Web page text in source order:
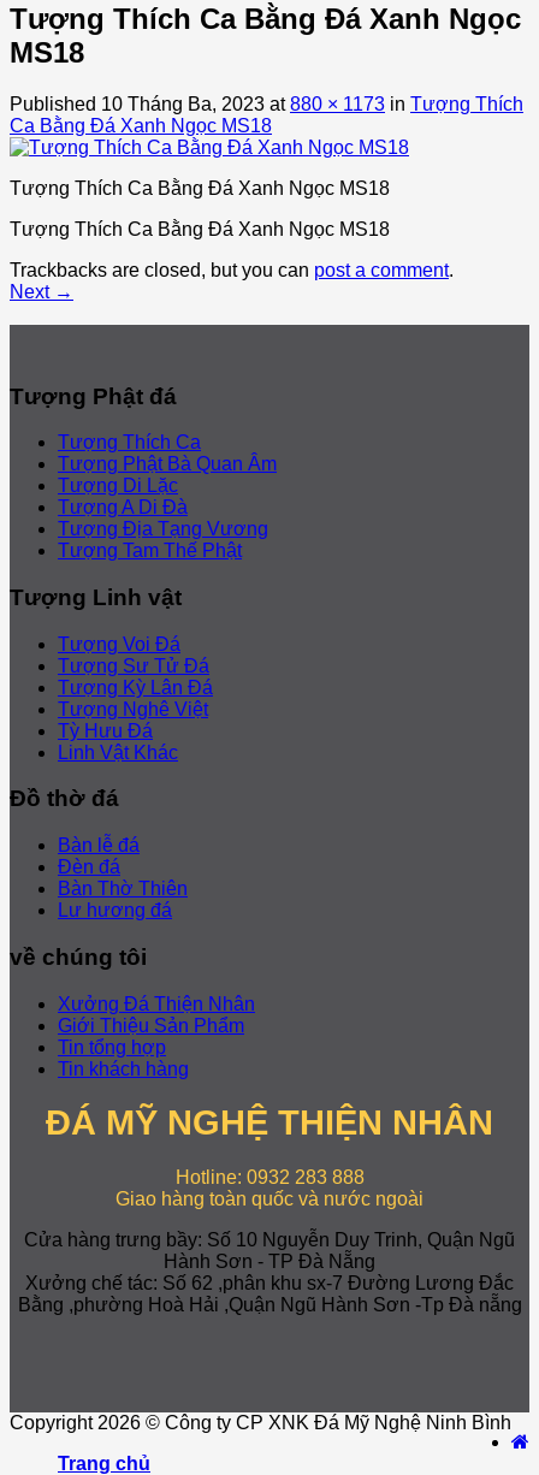
Tượng Thích Ca Bằng Đá Xanh Ngọc
MS18
Published 10 Tháng Ba, 2023 at880 × 1173 in Tượng Thích
Ca Bằng Đá Xanh Ngọc MS18
Tượng Thích Ca Bằng Đá Xanh Ngọc MS18
Tượng Thích Ca Bằng Đá Xanh Ngọc MS18
Trackbacks are closed, but you can post a comment.
Next →
Tượng Phật đá
Tượng Thích Ca
Tượng Phật Bà Quan Âm
Tượng Di Lặc
Tượng A Di Đà
Tượng Địa Tạng Vương
Tượng Tam Thế Phật
Tượng Linh vật
Tượng Voi Đá
Tượng Sư Tử Đá
Tượng Kỳ Lân Đá
Tượng Nghê Việt
Tỳ Hưu Đá
Linh Vật Khác
Đồ thờ đá
Bàn lễ đá
Đèn đá
Bàn Thờ Thiên
Lư hương đá
về chúng tôi
Xưởng Đá Thiện Nhân
Giới Thiệu Sản Phẩm
Tin tổng hợp
Tin khách hàng
ĐÁ MỸ NGHỆ THIỆN NHÂN
Hotline: 0932 283 888
Giao hàng toàn quốc và nước ngoài
Cửa hàng trưng bầy: Số 10 Nguyễn Duy Trinh, Quận Ngũ
Hành Sơn - TP Đà Nẵng
Xưởng chế tác: Số 62 ,phân khu sx-7 Đường Lương Đắc
Bằng ,phường Hoà Hải ,Quận Ngũ Hành Sơn -Tp Đà nẵng
Copyright 2026 © Công ty CP XNK Đá Mỹ Nghệ Ninh Bình
Trang chủ